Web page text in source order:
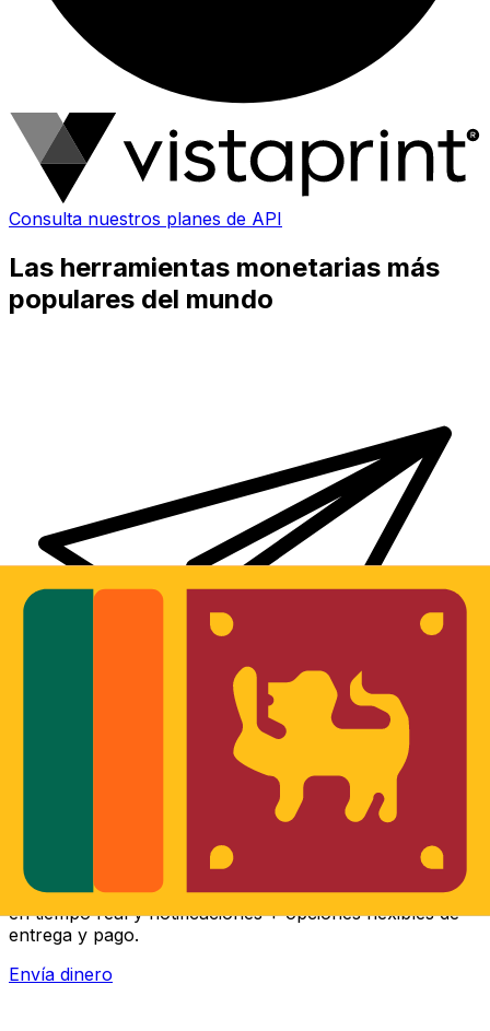
Consulta nuestros planes de API
Las herramientas monetarias más
populares del mundo
Transferencia Internacional de Dinero Xe
Envía dinero online rápido, seguro y fácil. Seguimiento
en tiempo real y notificaciones + opciones flexibles de
entrega y pago.
Envía dinero